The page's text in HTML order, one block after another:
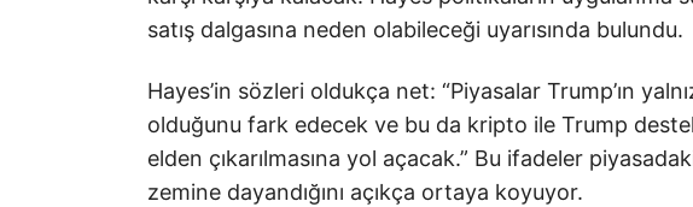
satış dalgasına neden olabileceği uyarısında bulundu.
Hayes’in sözleri oldukça net: “Piyasalar Trump’ın
olduğunu fark edecek ve bu da kripto ile Trump
elden çıkarılmasına yol açacak.” Bu ifadeler
zemine dayandığını açıkça ortaya koyuyor.